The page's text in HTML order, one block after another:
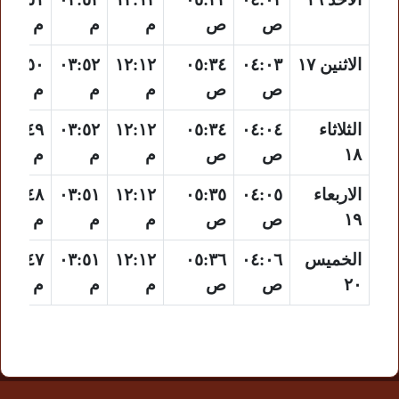
ص
ص
م
م
م
الاثنين ١٧
٠٤:٠٣
ص
٠٥:٣٤
ص
١٢:١٢
م
٠٣:٥٢
م
٠٦:٥٠
م
الثلاثاء
١٨
٠٤:٠٤
ص
٠٥:٣٤
ص
١٢:١٢
م
٠٣:٥٢
م
٠٦:٤٩
م
الاربعاء
١٩
٠٤:٠٥
ص
٠٥:٣٥
ص
١٢:١٢
م
٠٣:٥١
م
٠٦:٤٨
م
الخميس
٢٠
٠٤:٠٦
ص
٠٥:٣٦
ص
١٢:١٢
م
٠٣:٥١
م
٠٦:٤٧
م